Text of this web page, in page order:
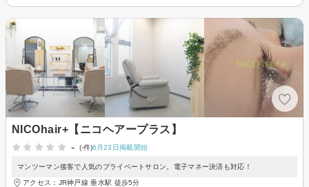
NICOhair+【ニコヘアープラス】
-
(-件)6月23日掲載開始
マンツーマン接客で人気のプライベートサロン。電子マネー決済も対応！
アクセス：JR神戸線 垂水駅 徒歩5分